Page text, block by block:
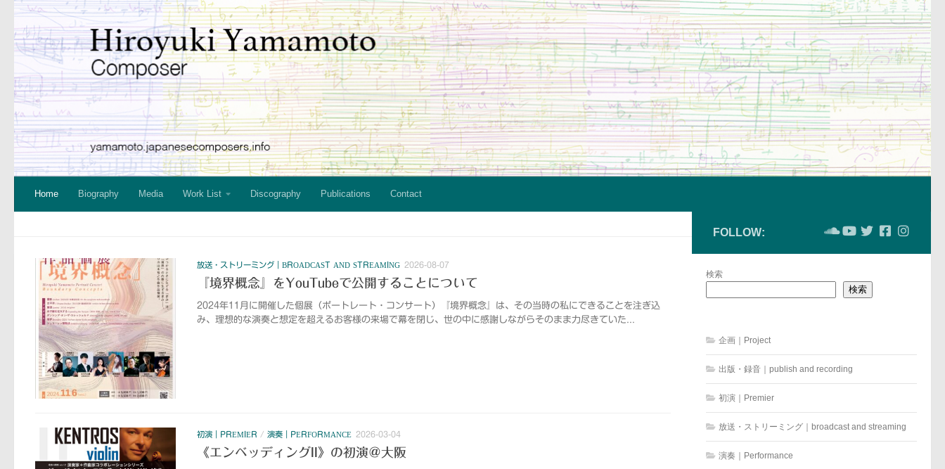
コンテンツへスキップ
Home Biography Media Work List Discography Publications Contact
放送・ストリーミング｜BROADCAST AND STREAMING 2026-08-07
『境界概念』をYouTubeで公開することについて
2024年11月に開催した個展（ポートレート・コンサート）『境界概念』は、その当時の私にできることを注ぎ込
み、理想的な演奏と想定を超えるお客様の来場で幕を閉じ、世の中に感謝しながらそのまま力尽きていた...
初演｜PREMIER / 演奏｜PERFORMANCE 2026-03-04
《エンベッディングII》の初演＠大阪
FOLLOW:
検索
検索
企画｜Project
出版・録音｜publish and recording
初演｜Premier
放送・ストリーミング｜broadcast and streaming
演奏｜Performance